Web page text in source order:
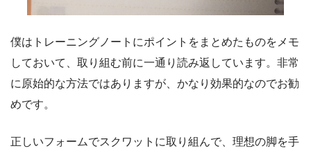
僕はトレーニングノートにポイントをまとめたものをメモ
しておいて、取り組む前に一通り読み返しています。非常
に原始的な方法ではありますが、かなり効果的なのでお勧
めです。
正しいフォームでスクワットに取り組んで、理想の脚を手